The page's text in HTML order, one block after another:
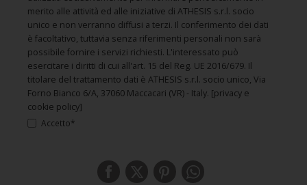
merito alle attività ed alle iniziative di ATHESIS s.r.l. socio
unico e non verranno diffusi a terzi. Il conferimento dei dati
è facoltativo, tuttavia senza riferimenti personali non sarà
possibile fornire i servizi richiesti. L'interessato può
esercitare i diritti di cui all'art. 15 del Reg. UE 2016/679. Il
titolare del trattamento dati è ATHESIS s.r.l. socio unico, Via
Forno Bianco 6/A, 37060 Maccacari (VR) - Italy. [privacy e
cookie policy]
Accetto*